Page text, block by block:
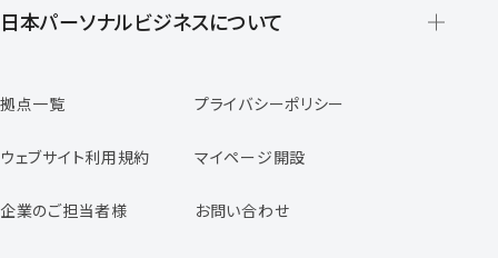
登録から就業開始までの流れ
日本パーソナルビジネスについて
スタッフの声
専任コンサルタントの声
福利厚生のご案内
拠点一覧 プライバシーポリシー
ウェブサイト利用規約 マイページ開設
企業のご担当者様 お問い合わせ